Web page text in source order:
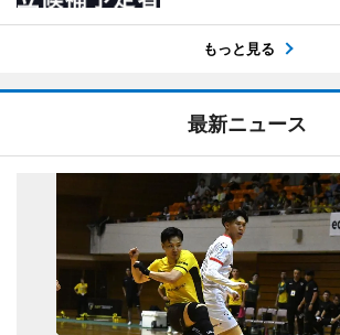
もっと見る
最新ニュース